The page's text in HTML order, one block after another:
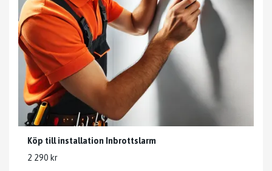
Köp till installation Inbrottslarm
2 290 kr